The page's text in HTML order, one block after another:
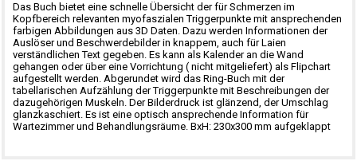
Das Buch bietet eine schnelle Übersicht der für Schmerzen im
Kopfbereich relevanten myofaszialen Triggerpunkte mit ansprechenden
farbigen Abbildungen aus 3D Daten. Dazu werden Informationen der
Auslöser und Beschwerdebilder in knappem, auch für Laien
verständlichen Text gegeben. Es kann als Kalender an die Wand
gehangen oder über eine Vorrichtung ( nicht mitgeliefert) als Flipchart
aufgestellt werden. Abgerundet wird das Ring-Buch mit der
tabellarischen Aufzählung der Triggerpunkte mit Beschreibungen der
dazugehörigen Muskeln. Der Bilderdruck ist glänzend, der Umschlag
glanzkaschiert. Es ist eine optisch ansprechende Information für
Wartezimmer und Behandlungsräume. BxH: 230x300 mm aufgeklappt